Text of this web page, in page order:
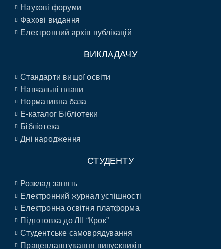
Наукові форуми
Фахові видання
Електронний архів публікацій
ВИКЛАДАЧУ
Стандарти вищої освіти
Навчальні плани
Нормативна база
E-каталог Бібліотеки
Бібліотека
Дні народження
СТУДЕНТУ
Розклад занять
Електронний журнал успішності
Електронна освітня платформа
Підготовка до ЛІІ “Крок”
Студентське самоврядування
Працевлаштування випускників